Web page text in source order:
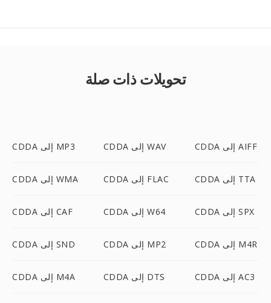
تحويلات ذات صلة
CDDA إلى MP3 CDDA إلى WAV CDDA إلى AIFF
CDDA إلى WMA CDDA إلى FLAC CDDA إلى TTA
CDDA إلى CAF CDDA إلى W64 CDDA إلى SPX
CDDA إلى SND CDDA إلى MP2 CDDA إلى M4R
CDDA إلى M4A CDDA إلى DTS CDDA إلى AC3